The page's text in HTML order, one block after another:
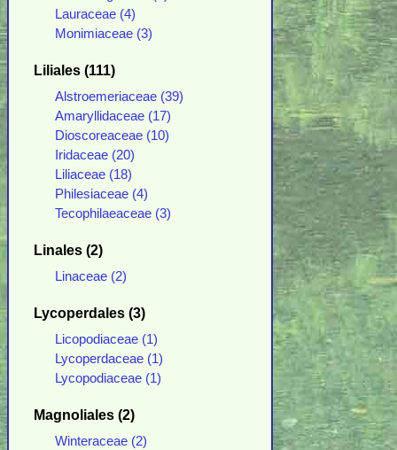
Lauraceae (4)
Monimiaceae (3)
Liliales (111)
Alstroemeriaceae (39)
Amaryllidaceae (17)
Dioscoreaceae (10)
Iridaceae (20)
Liliaceae (18)
Philesiaceae (4)
Tecophilaeaceae (3)
Linales (2)
Linaceae (2)
Lycoperdales (3)
Licopodiaceae (1)
Lycoperdaceae (1)
Lycopodiaceae (1)
Magnoliales (2)
Winteraceae (2)